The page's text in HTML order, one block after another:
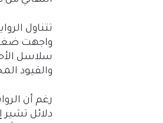
تتناول
واجهت
سلاسل
والقيود
رغم أن
دلائل تشير